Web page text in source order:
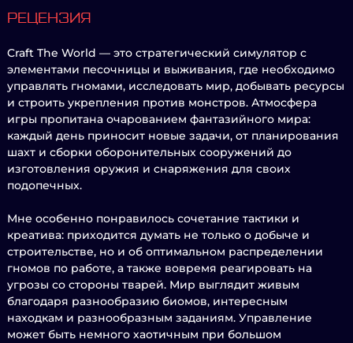
РЕЦЕНЗИЯ
Craft The World — это стратегический симулятор с
элементами песочницы и выживания, где необходимо
управлять гномами, исследовать мир, добывать ресурсы
и строить укрепления против монстров. Атмосфера
игры пропитана очарованием фантазийного мира:
каждый день приносит новые задачи, от планирования
шахт и сборки оборонительных сооружений до
изготовления оружия и снаряжения для своих
подопечных.
Мне особенно понравилось сочетание тактики и
креатива: приходится думать не только о добыче и
строительстве, но и об оптимальном распределении
гномов по работе, а также вовремя реагировать на
угрозы со стороны тварей. Мир выглядит живым
благодаря разнообразию биомов, интересным
находкам и разнообразным заданиям. Управление
может быть немного хаотичным при большом